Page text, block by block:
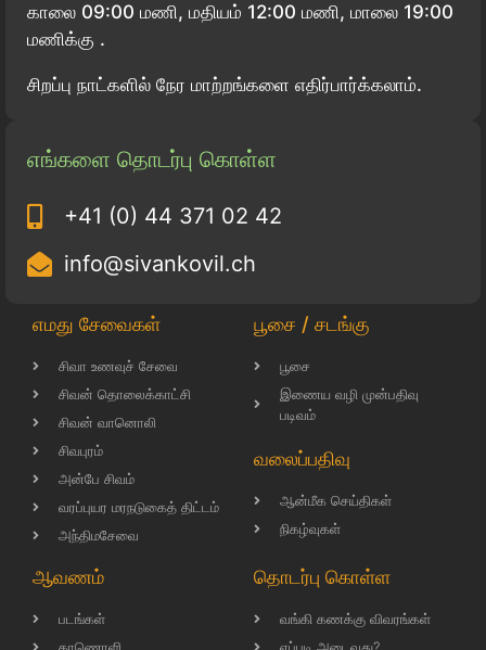
காலை 09:00 மணி, மதியம் 12:00 மணி, மாலை 19:00
மணிக்கு .
சிறப்பு நாட்களில் நேர மாற்றங்களை எதிர்பார்க்கலாம்.
எங்களை தொடர்பு கொள்ள
+41 (0) 44 371 02 42
info@sivankovil.ch
எமது சேவைகள்
சிவா உணவுச் சேவை
சிவன் தொலைக்காட்சி
சிவன் வானொலி
சிவபுரம்
அன்பே சிவம்
வரப்புயர மரநடுகைத் திட்டம்
அந்திமசேவை
பூசை / சடங்கு
பூசை
இணைய வழி முன்பதிவு
படிவம்
வலைப்பதிவு
ஆன்மீக செய்திகள்
நிகழ்வுகள்
ஆவணம்
படங்கள்
தொடர்பு கொள்ள
வங்கி கணக்கு விவரங்கள்